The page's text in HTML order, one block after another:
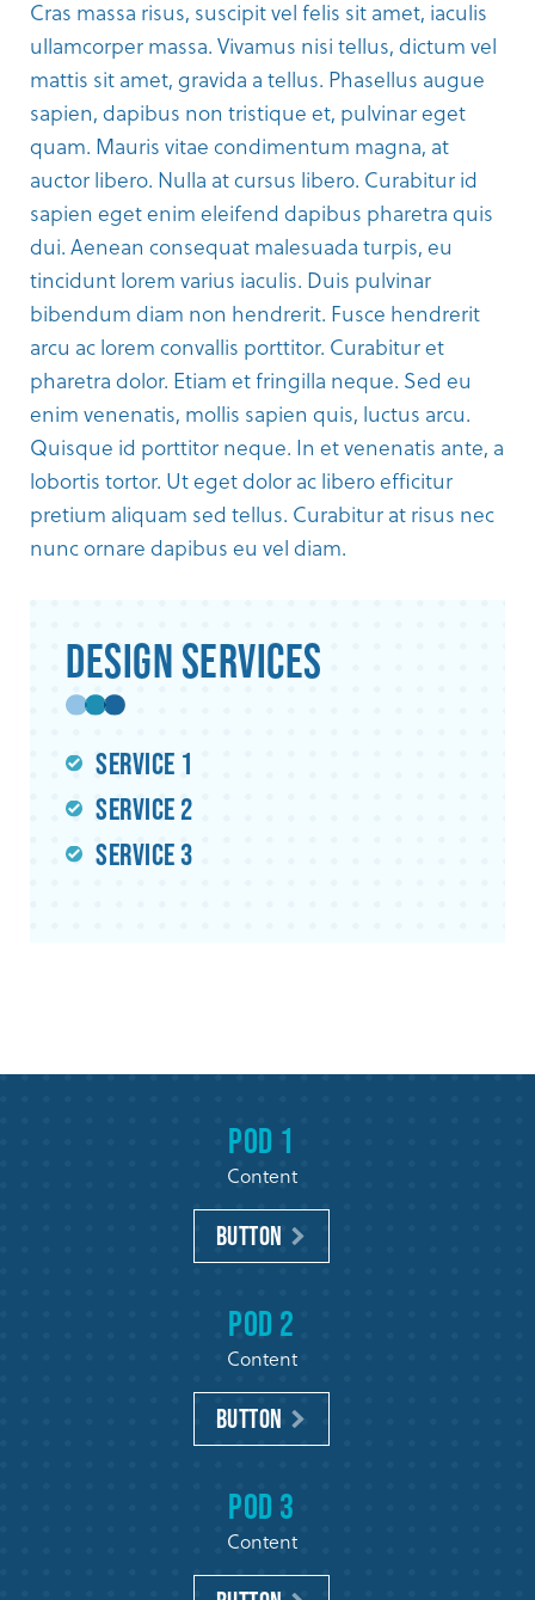
Cras massa risus, suscipit vel felis sit amet, iaculis
ullamcorper massa. Vivamus nisi tellus, dictum vel
mattis sit amet, gravida a tellus. Phasellus augue
sapien, dapibus non tristique et, pulvinar eget
quam. Mauris vitae condimentum magna, at
auctor libero. Nulla at cursus libero. Curabitur id
sapien eget enim eleifend dapibus pharetra quis
dui. Aenean consequat malesuada turpis, eu
tincidunt lorem varius iaculis. Duis pulvinar
bibendum diam non hendrerit. Fusce hendrerit
arcu ac lorem convallis porttitor. Curabitur et
pharetra dolor. Etiam et fringilla neque. Sed eu
enim venenatis, mollis sapien quis, luctus arcu.
Quisque id porttitor neque. In et venenatis ante, a
lobortis tortor. Ut eget dolor ac libero efficitur
pretium aliquam sed tellus. Curabitur at risus nec
nunc ornare dapibus eu vel diam.
Design Services
Service 1
Service 2
Service 3
Pod 1
Content
Button
Pod 2
Content
Button
Pod 3
Content